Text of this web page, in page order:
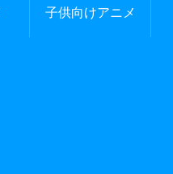
子供向けアニメ